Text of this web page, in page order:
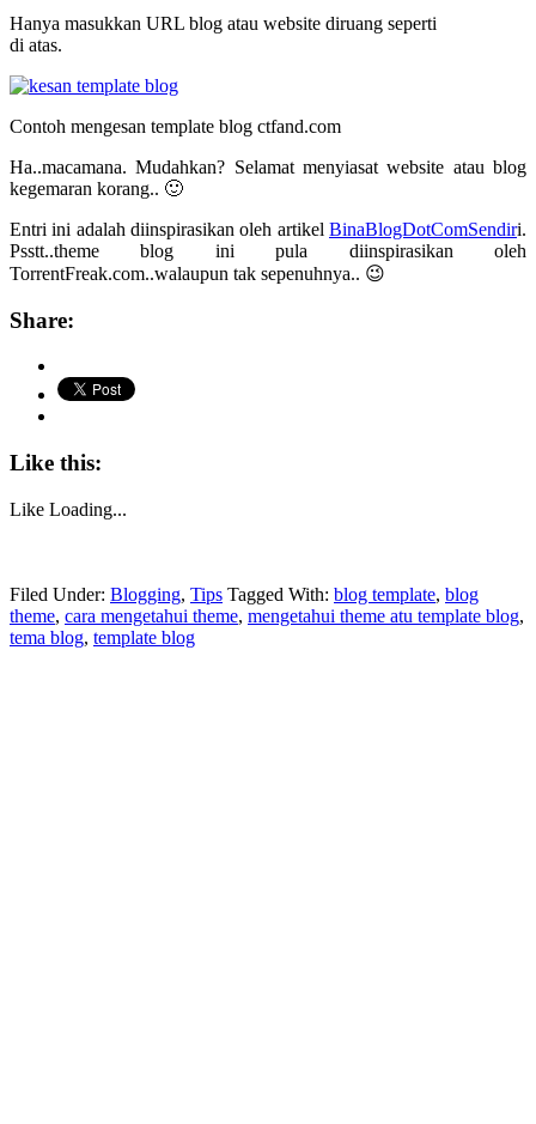
Hanya masukkan URL blog atau website diruang seperti
di atas.
Contoh mengesan template blog ctfand.com
Ha..macamana. Mudahkan? Selamat menyiasat website atau blog
kegemaran korang.. 🙂
Entri ini adalah diinspirasikan oleh artikel BinaBlogDotComSendiri.
Psstt..theme blog ini pula diinspirasikan oleh
TorrentFreak.com..walaupun tak sepenuhnya.. 😉
Share:
Like this:
Like Loading...
Filed Under: Blogging, Tips Tagged With: blog template, blog
theme, cara mengetahui theme, mengetahui theme atu template blog,
tema blog, template blog